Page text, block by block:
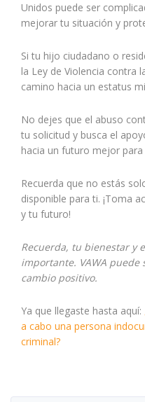
Unidos puede ser
mejorar tu situación y
Si tu hijo ciudadano o
la Ley de Violencia contra
camino hacia un estatus
No dejes que el abuso
tu solicitud y busca el
hacia un futuro mejor
Recuerda que no estás
disponible para ti. ¡Toma
y tu futuro!
Recuerda, tu bienestar y
importante. VAWA
cambio positivo.
Ya que llegaste hasta aquí:
a cabo una persona
criminal?